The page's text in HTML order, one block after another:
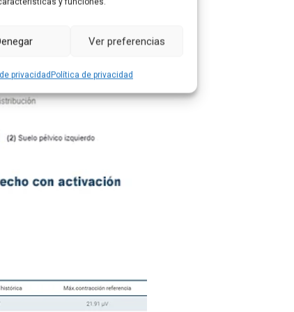
Ver preferencias
privacidad Política de privacidad